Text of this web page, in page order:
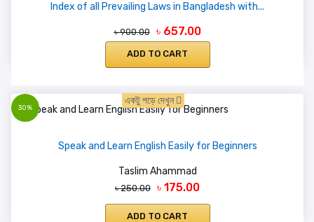
Index of all Prevailing Laws in Bangladesh with...
৳ 900.00 ৳ 657.00
ADD TO CART
30%
একটু পড়ে দেখুন
Speak and Learn English Easily for Beginners
Taslim Ahammad
৳ 250.00 ৳ 175.00
ADD TO CART